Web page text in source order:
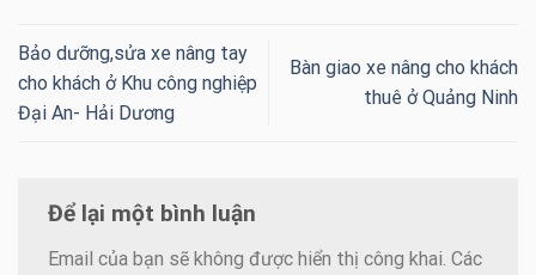
Bảo dưỡng,sửa xe nâng tay
cho khách ở Khu công nghiệp
Đại An- Hải Dương
Bàn giao xe nâng cho khách
thuê ở Quảng Ninh
Để lại một bình luận
Email của bạn sẽ không được hiển thị công khai. Các